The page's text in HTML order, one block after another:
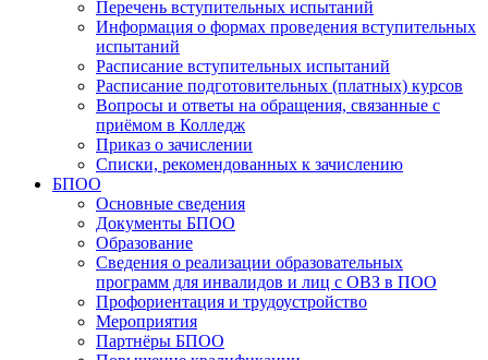
Перечень вступительных испытаний
Информация о формах проведения вступительных
испытаний
Расписание вступительных испытаний
Расписание подготовительных (платных) курсов
Вопросы и ответы на обращения, связанные с
приёмом в Колледж
Приказ о зачислении
Списки, рекомендованных к зачислению
БПОО
Основные сведения
Документы БПОО
Образование
Сведения о реализации образовательных
программ для инвалидов и лиц с ОВЗ в ПОО
Профориентация и трудоустройство
Мероприятия
Партнёры БПОО